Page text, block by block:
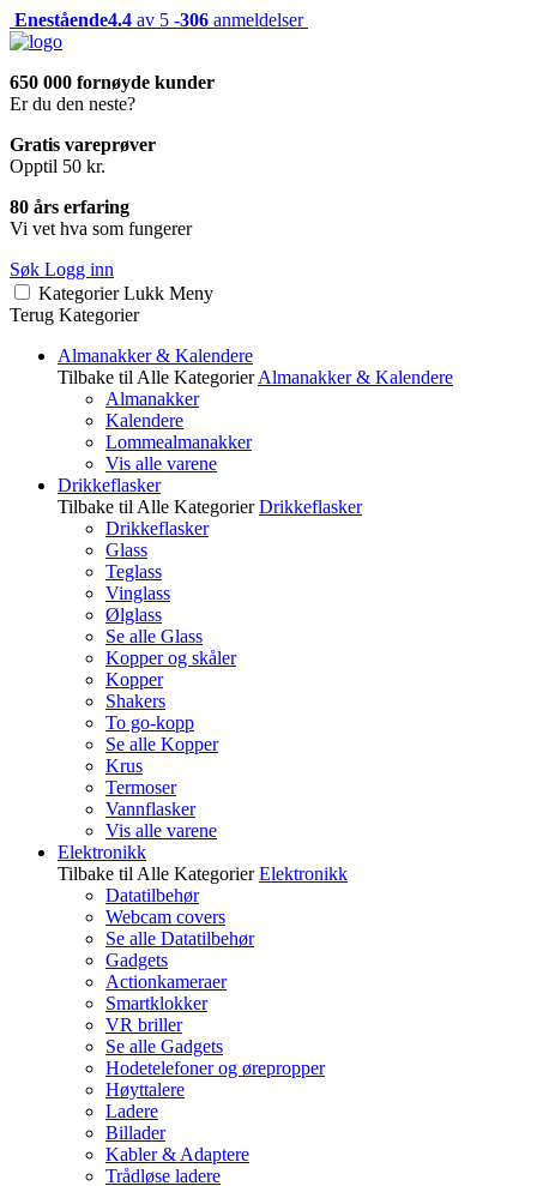
Enestående4.4 av 5 -306 anmeldelser
650 000 fornøyde kunder
Er du den neste?
Gratis vareprøver
Opptil 50 kr.
80 års erfaring
Vi vet hva som fungerer
Søk Logg inn
Kategorier Lukk Meny
Terug Kategorier
Almanakker & Kalendere
Tilbake til Alle Kategorier Almanakker & Kalendere
Almanakker
Kalendere
Lommealmanakker
Vis alle varene
Drikkeflasker
Tilbake til Alle Kategorier Drikkeflasker
Drikkeflasker
Glass
Teglass
Vinglass
Ølglass
Se alle Glass
Kopper og skåler
Kopper
Shakers
To go-kopp
Se alle Kopper
Krus
Termoser
Vannflasker
Vis alle varene
Elektronikk
Tilbake til Alle Kategorier Elektronikk
Datatilbehør
Webcam covers
Se alle Datatilbehør
Gadgets
Actionkameraer
Smartklokker
VR briller
Se alle Gadgets
Hodetelefoner og ørepropper
Høyttalere
Ladere
Billader
Kabler & Adaptere
Trådløse ladere